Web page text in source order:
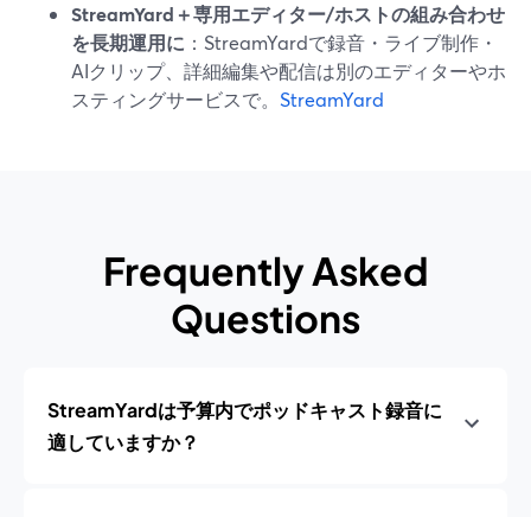
StreamYard＋専用エディター/ホストの組み合わせ
を長期運用に ：StreamYardで録音・ライブ制作・
AIクリップ、詳細編集や配信は別のエディターやホ
スティングサービスで。 StreamYard
Frequently Asked
Questions
StreamYardは予算内でポッドキャスト録音に
適していますか？